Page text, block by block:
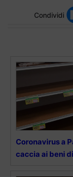
Condividi
Coronavirus a
caccia ai beni